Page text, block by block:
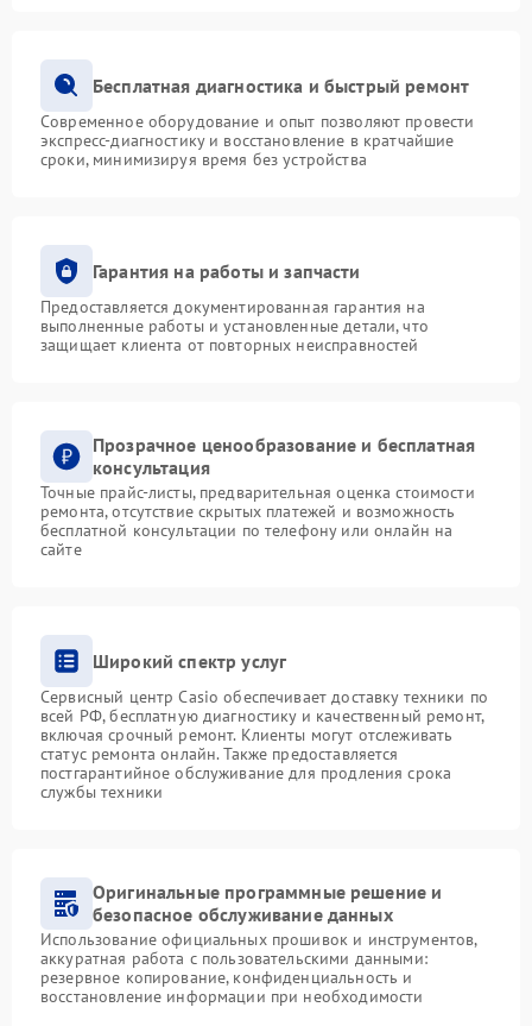
Бесплатная диагностика и быстрый ремонт
Современное оборудование и опыт позволяют провести
экспресс-диагностику и восстановление в кратчайшие
сроки, минимизируя время без устройства
Гарантия на работы и запчасти
Предоставляется документированная гарантия на
выполненные работы и установленные детали, что
защищает клиента от повторных неисправностей
Прозрачное ценообразование и бесплатная
консультация
Точные прайс-листы, предварительная оценка стоимости
ремонта, отсутствие скрытых платежей и возможность
бесплатной консультации по телефону или онлайн на
сайте
Широкий спектр услуг
Сервисный центр Casio обеспечивает доставку техники по
всей РФ, бесплатную диагностику и качественный ремонт,
включая срочный ремонт. Клиенты могут отслеживать
статус ремонта онлайн. Также предоставляется
постгарантийное обслуживание для продления срока
службы техники
Оригинальные программные решение и
безопасное обслуживание данных
Использование официальных прошивок и инструментов,
аккуратная работа с пользовательскими данными:
резервное копирование, конфиденциальность и
восстановление информации при необходимости